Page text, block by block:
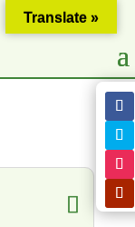
Translate »